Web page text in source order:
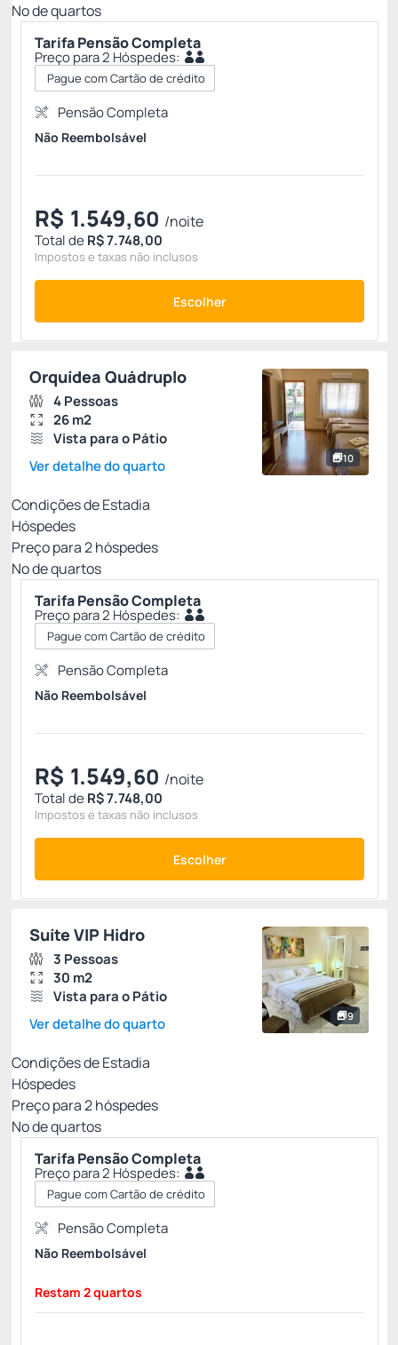
Nº de quartos
Tarifa Pensão Completa
Preço para 2 Hóspedes:
Pague com Cartão de crédito
Pensão Completa
Não Reembolsável
R$ 1.549,60 /noite
Total deR$ 7.748,00
Impostos e taxas não inclusos
Escolher
10
Orquídea Quádruplo
4 Pessoas
26 m2
Vista para o Pátio
Ver detalhe do quarto
Condições de Estadia
Hóspedes
Preço para2hóspedes
Nº de quartos
Tarifa Pensão Completa
Preço para 2 Hóspedes:
Pague com Cartão de crédito
Pensão Completa
Não Reembolsável
R$ 1.549,60 /noite
Total deR$ 7.748,00
Impostos e taxas não inclusos
Escolher
9
Suíte VIP Hidro
3 Pessoas
30 m2
Vista para o Pátio
Ver detalhe do quarto
Condições de Estadia
Hóspedes
Preço para2hóspedes
Nº de quartos
Tarifa Pensão Completa
Preço para 2 Hóspedes:
Pague com Cartão de crédito
Pensão Completa
Não Reembolsável
Restam 2 quartos